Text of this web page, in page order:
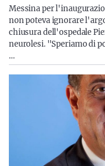
Messina per
non poteva ignorare
chiusura dell'ospedale
neurolesi. "Speriamo di
…